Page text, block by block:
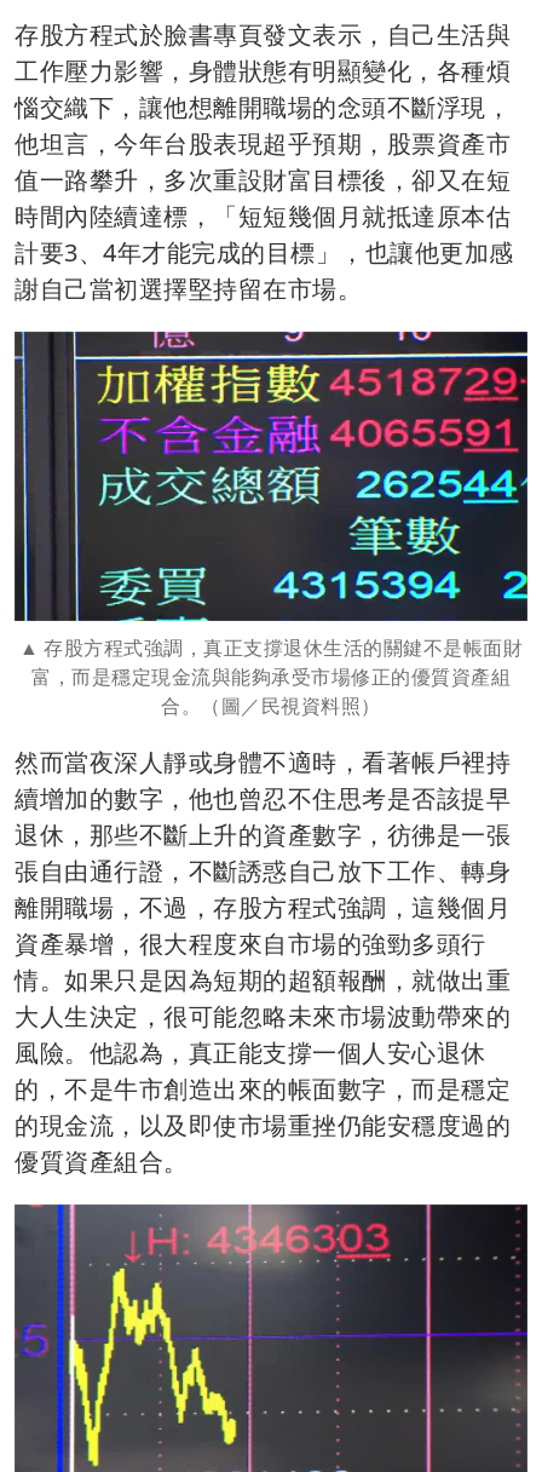
存股方程式於臉書專頁發文表示，自己生活與
工作壓力影響，身體狀態有明顯變化，各種煩
惱交織下，讓他想離開職場的念頭不斷浮現，
他坦言，今年台股表現超乎預期，股票資產市
值一路攀升，多次重設財富目標後，卻又在短
時間內陸續達標，「短短幾個月就抵達原本估
計要3、4年才能完成的目標」，也讓他更加感
謝自己當初選擇堅持留在市場。
存股方程式強調，真正支撐退休生活的關鍵不是帳面財
富，而是穩定現金流與能夠承受市場修正的優質資產組
合。（圖／民視資料照）
然而當夜深人靜或身體不適時，看著帳戶裡持
續增加的數字，他也曾忍不住思考是否該提早
退休，那些不斷上升的資產數字，彷彿是一張
張自由通行證，不斷誘惑自己放下工作、轉身
離開職場，不過，存股方程式強調，這幾個月
資產暴增，很大程度來自市場的強勁多頭行
情。如果只是因為短期的超額報酬，就做出重
大人生決定，很可能忽略未來市場波動帶來的
風險。他認為，真正能支撐一個人安心退休
的，不是牛市創造出來的帳面數字，而是穩定
的現金流，以及即使市場重挫仍能安穩度過的
優質資產組合。